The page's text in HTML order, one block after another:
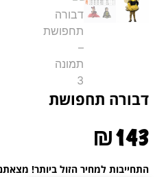
דבורה תחפושת
₪143
התחייבות למחיר הזול ביותר!